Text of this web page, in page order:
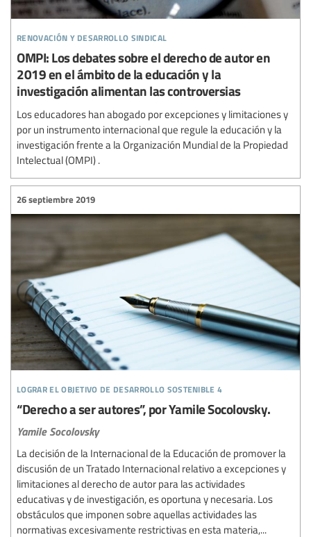
renovación y desarrollo sindical
OMPI: Los debates sobre el derecho de autor en
2019 en el ámbito de la educación y la
investigación alimentan las controversias
Los educadores han abogado por excepciones y limitaciones y
por un instrumento internacional que regule la educación y la
investigación frente a la Organización Mundial de la Propiedad
Intelectual (OMPI) .
lograr el objetivo de desarrollo sostenible 4
26 septiembre 2019
“Derecho a ser autores”, por Yamile Socolovsky.
Yamile Socolovsky
La decisión de la Internacional de la Educación de promover la
discusión de un Tratado Internacional relativo a excepciones y
limitaciones al derecho de autor para las actividades
educativas y de investigación, es oportuna y necesaria. Los
obstáculos que imponen sobre aquellas actividades las
normativas excesivamente restrictivas en esta materia,...